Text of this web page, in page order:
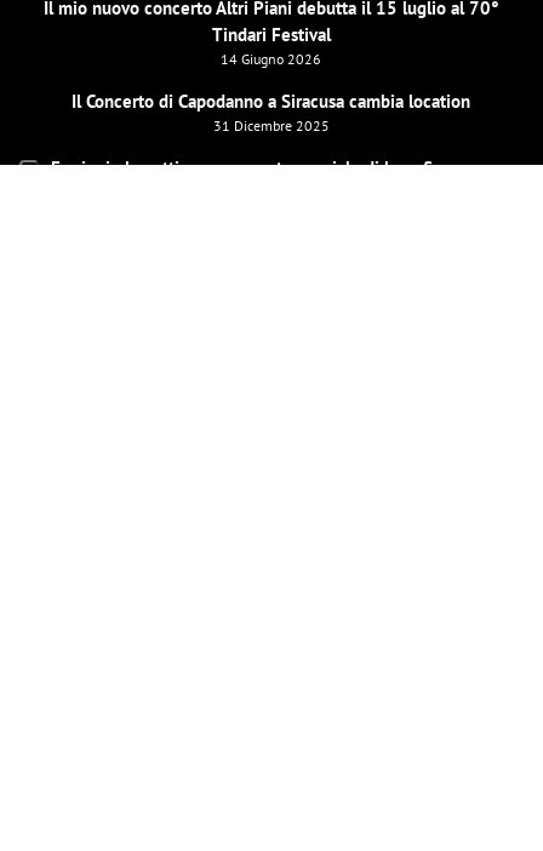
Il mio nuovo concerto Altri Piani debutta il 15 luglio al 70°
Tindari Festival
14 Giugno 2026
Il Concerto di Capodanno a Siracusa cambia location
31 Dicembre 2025
E scinniu la notti per un evento speciale di beneficenza a